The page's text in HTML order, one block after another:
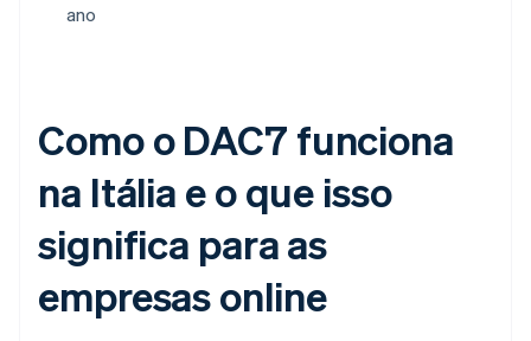
ano
Como o DAC7 funciona
na Itália e o que isso
significa para as
empresas online